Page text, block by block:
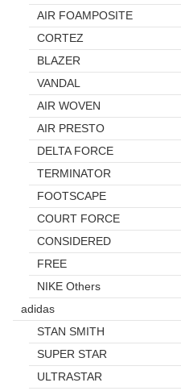
AIR FOAMPOSITE
CORTEZ
BLAZER
VANDAL
AIR WOVEN
AIR PRESTO
DELTA FORCE
TERMINATOR
FOOTSCAPE
COURT FORCE
CONSIDERED
FREE
NIKE Others
adidas
STAN SMITH
SUPER STAR
ULTRASTAR